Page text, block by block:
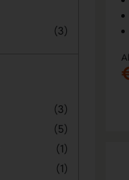
(3)
(3)
(5)
(1)
(1)